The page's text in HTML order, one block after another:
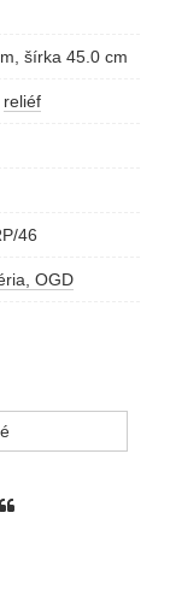
šírka 45.0 cm
reliéf
46
OGD